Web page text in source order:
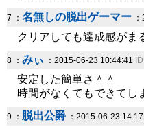
7 ： 名無しの脱出ゲーマー
クリアしても達成感がま
8 ： みぃ ：2015-06-23 10:44:41
安定した簡単さ＾＾
時間がなくてもできてし
9 ： 脱出公爵 ：2015-06-23